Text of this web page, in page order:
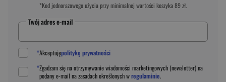
*Kod jednorazowego użycia przy minimalnej wartości koszyka 89 zł.
Twój adres e-mail
*Akceptujępolitykę prywatności
*Zgadzam się na otrzymywanie wiadomości marketingowych (newsletter) na
podanye-mail na zasadach określonych wregulaminie.